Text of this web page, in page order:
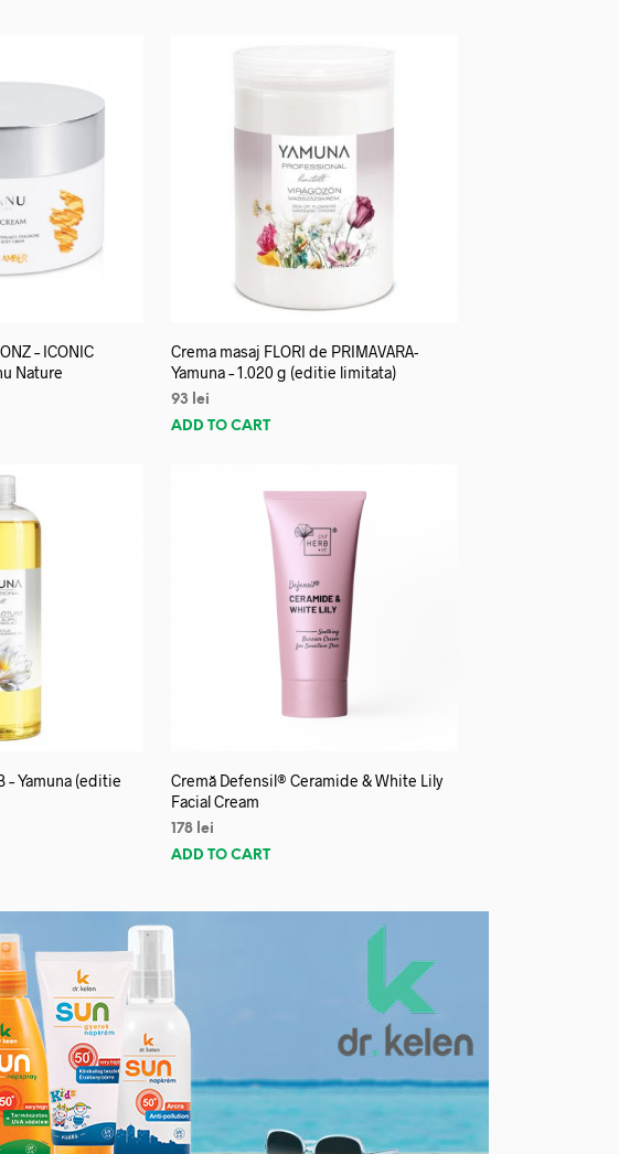
– ICONIC
Nature
Crema masaj FLORI de PRIMAVARA-
Yamuna – 1.020 g (editie limitata)
93
lei
ADD TO CART
– Yamuna (editie
Cremă Defensil® Ceramide & White Lily
Facial Cream
178 lei
ADD TO CART